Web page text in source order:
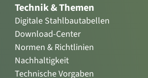
Technik & Themen
Digitale Stahlbautabellen
Download-Center
Normen & Richtlinien
Nachhaltigkeit
Technische Vorgaben